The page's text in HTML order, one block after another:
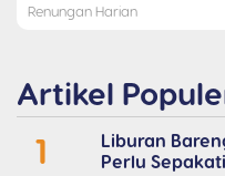
Renungan Harian
Artikel
1
Liburan
Perlu